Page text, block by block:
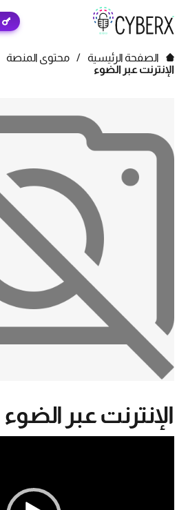
الصفحة الرئيسية / محتوى المنصة
الإنترنت عبر الضوء
الإنترنت عبر الضوء